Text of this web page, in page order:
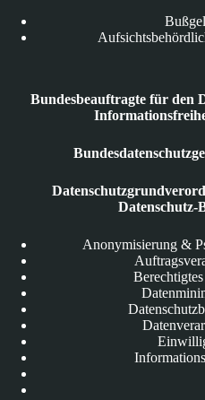
Bundesbeauftragte für den
Datenschutz-
Anonymisierung &